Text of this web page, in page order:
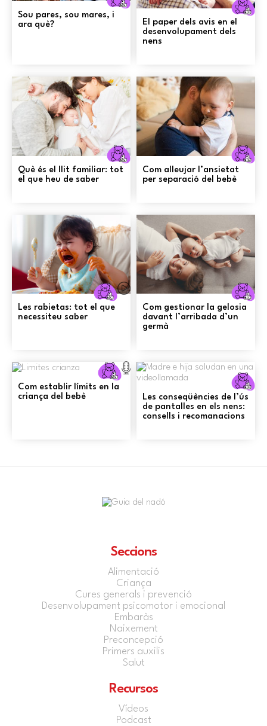
Sou pares, sou mares, i
ara què?
El paper dels avis en el
desenvolupament dels
nens
Criança
Què és el llit familiar: tot
el que heu de saber
Com alleujar l’ansietat
per separació del bebè
Criança
Les rabietas: tot el que
necessiteu saber
Com gestionar la gelosia
davant l’arribada d’un
germà
Criança
Com establir límits en la
criança del bebè
Les conseqüències de l’ús
de pantalles en els nens:
consells i recomanacions
Seccions
Alimentació
Criança
Cures generals i prevenció
Desenvolupament psicomotor i emocional
Embaràs
Naixement
Preconcepció
Primers auxilis
Salut
Recursos
Vídeos
Podcast